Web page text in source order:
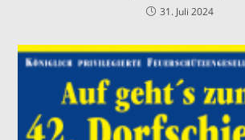
31. Juli 2024